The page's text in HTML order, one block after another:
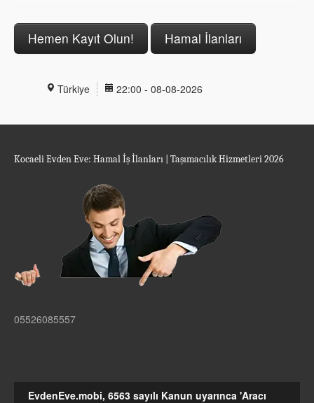
Hemen Kayıt Olun! Hamal İlanları
Türkiye 22:00 - 08-08-2026
Kocaeli Evden Eve: Hamal İş İlanları | Taşımacılık Hizmetleri 2026
05526085557
EvdenEve.mobi, 6563 sayılı Kanun uyarınca 'Aracı